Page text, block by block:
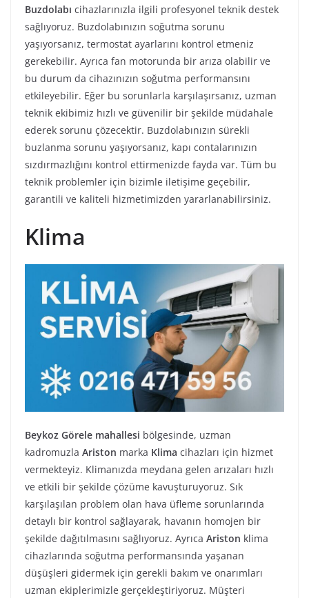
Buzdolabı cihazlarınızla ilgili profesyonel teknik destek
sağlıyoruz. Buzdolabınızın soğutma sorunu
yaşıyorsanız, termostat ayarlarını kontrol etmeniz
gerekebilir. Ayrıca fan motorunda bir arıza olabilir ve
bu durum da cihazınızın soğutma performansını
etkileyebilir. Eğer bu sorunlarla karşılaşırsanız, uzman
teknik ekibimiz hızlı ve güvenilir bir şekilde müdahale
ederek sorunu çözecektir. Buzdolabınızın sürekli
buzlanma sorunu yaşıyorsanız, kapı contalarınızın
sızdırmazlığını kontrol ettirmenizde fayda var. Tüm bu
teknik problemler için bizimle iletişime geçebilir,
garantili ve kaliteli hizmetimizden yararlanabilirsiniz.
Klima
Beykoz Görele mahallesi bölgesinde, uzman
kadromuzla Ariston marka Klima cihazları için hizmet
vermekteyiz. Klimanızda meydana gelen arızaları hızlı
ve etkili bir şekilde çözüme kavuşturuyoruz. Sık
karşılaşılan problem olan hava üfleme sorunlarında
detaylı bir kontrol sağlayarak, havanın homojen bir
şekilde dağıtılmasını sağlıyoruz. Ayrıca Ariston klima
cihazlarında soğutma performansında yaşanan
düşüşleri gidermek için gerekli bakım ve onarımları
uzman ekiplerimizle gerçekleştiriyoruz. Müşteri